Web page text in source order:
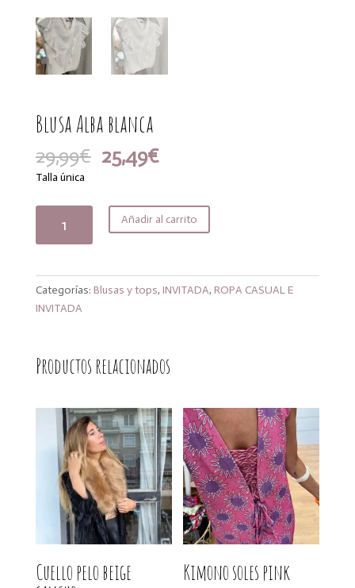
Blusa Alba blanca
29,99€ El
precio
era:
29,99€.
25,49€El
es:
25,49€.
Talla única
Añadir al carrito
Categorías: Blusas y tops, INVITADA, ROPA CASUAL E
INVITADA
Productos relacionados
Cuello pelo beige
Kimono soles pink